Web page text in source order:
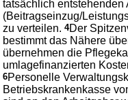
tatsächlich entstehenden
(Beitragseinzug/
zu verteilen.4Der
bestimmt das Nähere
übernehmen die
umlagefinanzierten
6Personelle
Betriebskrankenkasse